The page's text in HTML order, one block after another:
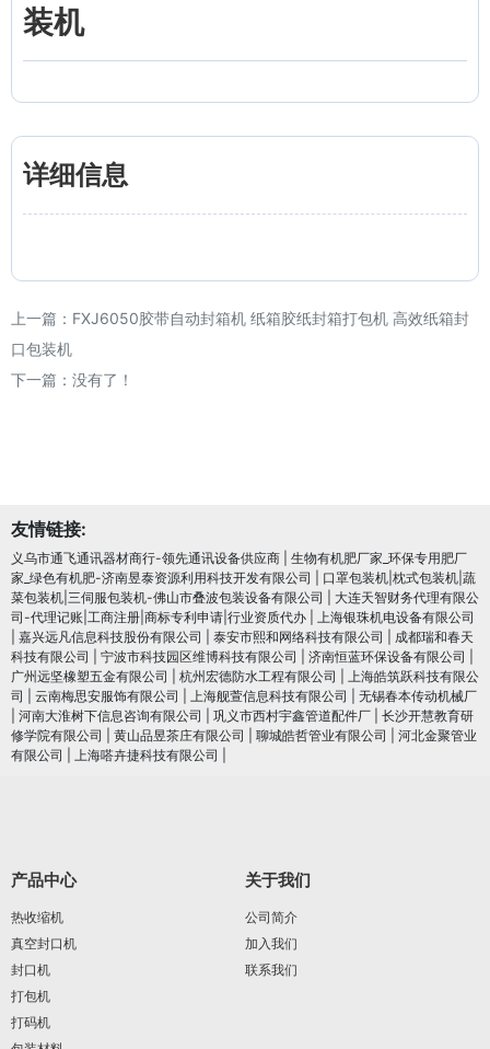
装机
详细信息
上一篇： FXJ6050胶带自动封箱机 纸箱胶纸封箱打包机 高效纸箱封
口包装机
下一篇：没有了！
友情链接:
义乌市通飞通讯器材商行-领先通讯设备供应商
生物有机肥厂家_环保专用肥厂
家_绿色有机肥-济南昱泰资源利用科技开发有限公司
口罩包装机|枕式包装机|蔬
菜包装机|三伺服包装机-佛山市叠波包装设备有限公司
大连天智财务代理有限公
司-代理记账|工商注册|商标专利申请|行业资质代办
上海银珠机电设备有限公司
嘉兴远凡信息科技股份有限公司 泰安市熙和网络科技有限公司
成都瑞和春天
科技有限公司
宁波市科技园区维博科技有限公司 济南恒蓝环保设备有限公司
广州远坚橡塑五金有限公司
杭州宏德防水工程有限公司
上海皓筑跃科技有限公
司
云南梅思安服饰有限公司 上海舰萱信息科技有限公司
无锡春本传动机械厂
河南大淮树下信息咨询有限公司 巩义市西村宇鑫管道配件厂
长沙开慧教育研
修学院有限公司
黄山品昱茶庄有限公司 聊城皓哲管业有限公司
河北金聚管业
有限公司
上海嗒卉捷科技有限公司
产品中心
热收缩机
真空封口机
封口机
打包机
打码机
关于我们
公司简介
加入我们
联系我们